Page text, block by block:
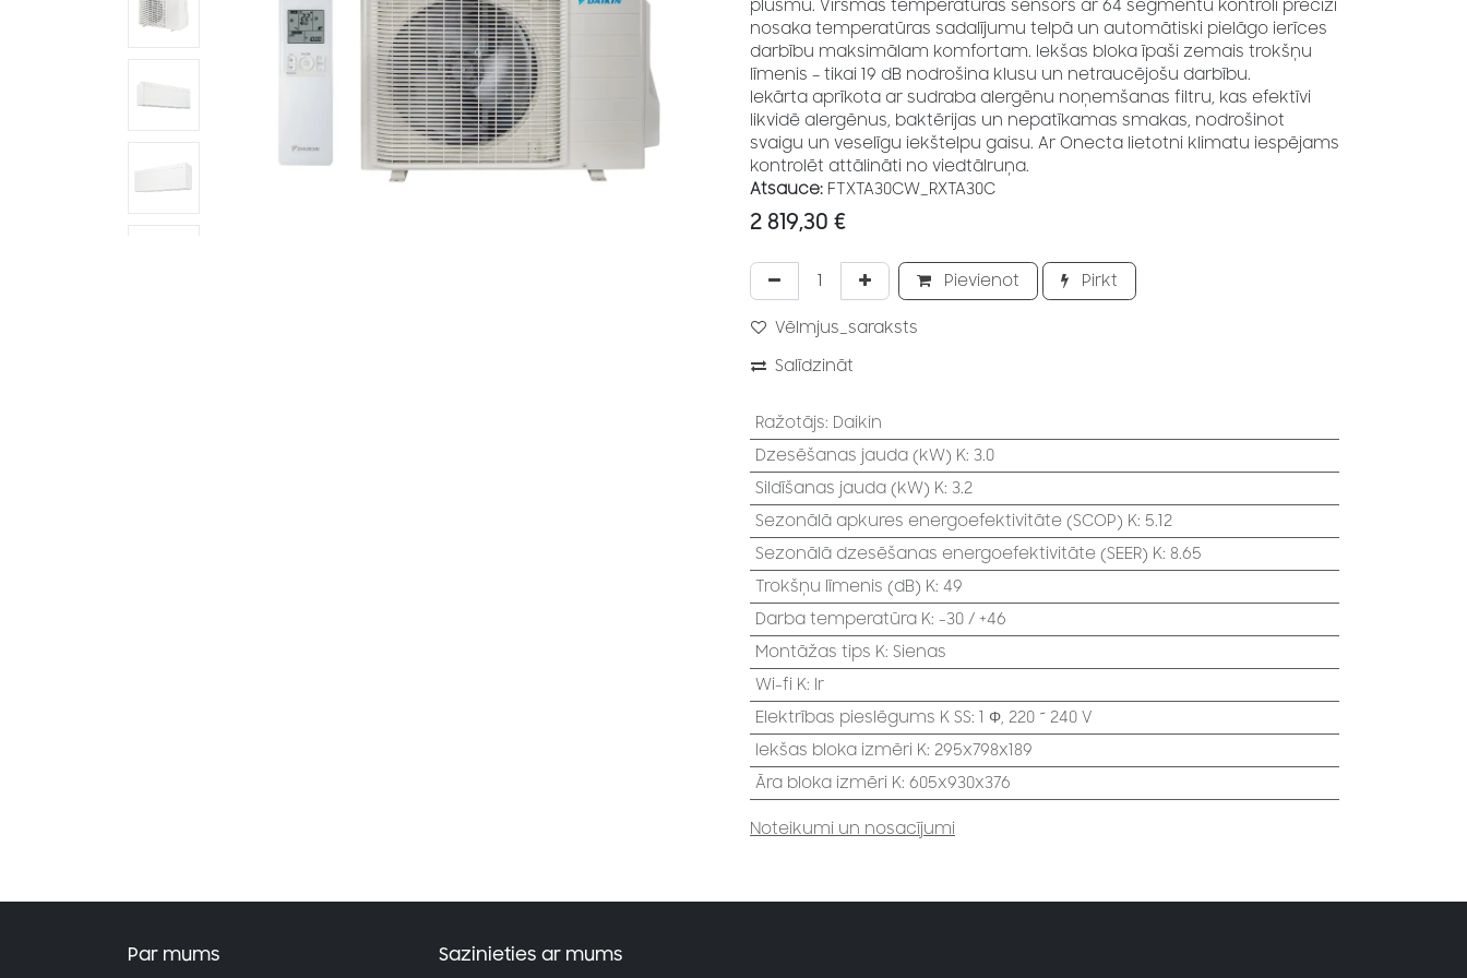
plūsmu. Virsmas temperatūras sensors ar 64 segmentu kontroli precīzi
nosaka temperatūras sadalījumu telpā un automātiski pielāgo ierīces
darbību maksimālam komfortam. Iekšas bloka īpaši zemais trokšņu
līmenis – tikai 19 dB nodrošina klusu un netraucējošu darbību.
Iekārta aprīkota ar sudraba alergēnu noņemšanas filtru, kas efektīvi
likvidē alergēnus, baktērijas un nepatīkamas smakas, nodrošinot
svaigu un veselīgu iekštelpu gaisu. Ar Onecta lietotni klimatu iespējams
kontrolēt attālināti no viedtālruņa.
Atsauce: FTXTA30CW_RXTA30C
2 819,30 €
Pievienot Pirkt
Vēlmjus_saraksts
Salīdzināt
Ražotājs: Daikin
Dzesēšanas jauda (kW) K: 3.0
Sildīšanas jauda (kW) K: 3.2
Sezonālā apkures energoefektivitāte (SCOP) K: 5.12
Sezonālā dzesēšanas energoefektivitāte (SEER) K: 8.65
Trokšņu līmenis (dB) K: 49
Darba temperatūra K: -30 / +46
Montāžas tips K: Sienas
Wi-fi K: Ir
Elektrības pieslēgums K SS: 1 Φ, 220 ~ 240 V
Iekšas bloka izmēri K: 295x798x189
Āra bloka izmēri K: 605x930x376
Noteikumi un nosacījumi
Par mums Sazinieties ar mums